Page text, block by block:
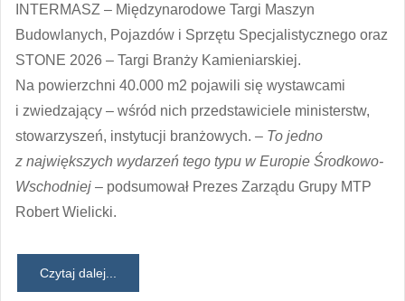
INTERMASZ – Międzynarodowe Targi Maszyn
Budowlanych, Pojazdów i Sprzętu Specjalistycznego oraz
STONE 2026 – Targi Branży Kamieniarskiej.
Na powierzchni 40.000 m2 pojawili się wystawcami
i zwiedzający – wśród nich przedstawiciele ministerstw,
stowarzyszeń, instytucji branżowych. – To jedno
z największych wydarzeń tego typu w Europie Środkowo-
Wschodniej – podsumował Prezes Zarządu Grupy MTP
Robert Wielicki.
Czytaj dalej...